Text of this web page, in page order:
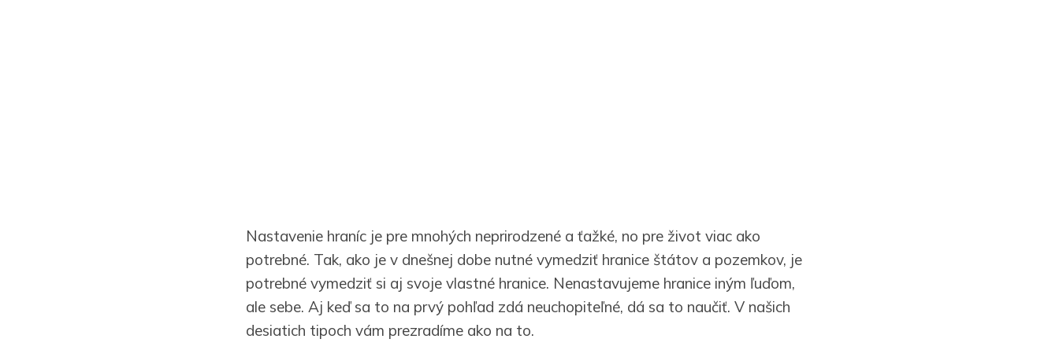
Nastavenie hraníc je pre mnohých neprirodzené a ťažké, no pre život viac ako
potrebné. Tak, ako je v dnešnej dobe nutné vymedziť hranice štátov a pozemkov, je
potrebné vymedziť si aj svoje vlastné hranice. Nenastavujeme hranice iným ľuďom,
ale sebe. Aj keď sa to na prvý pohľad zdá neuchopiteľné, dá sa to naučiť. V našich
desiatich tipoch vám prezradíme ako na to.